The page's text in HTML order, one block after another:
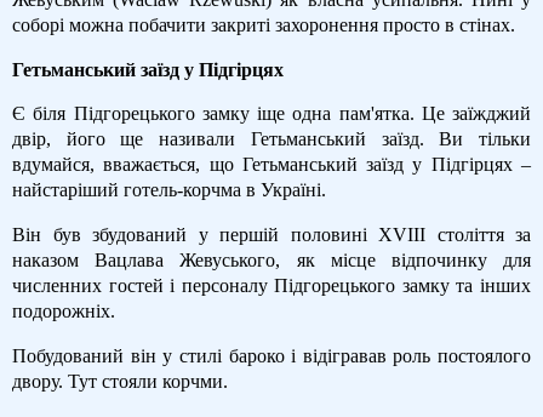
соборі можна побачити закриті захоронення просто в стінах.
Гетьманський заїзд у Підгірцях
Є біля Підгорецького замку іще одна пам'ятка. Це заїжджий
двір, його ще називали Гетьманський заїзд. Ви тільки
вдумайся, вважається, що Гетьманський заїзд у Підгірцях –
найстаріший готель-корчма в Україні.
Він був збудований у першій половині XVIII століття за
наказом Вацлава Жевуського, як місце відпочинку для
численних гостей і персоналу Підгорецького замку та інших
подорожніх.
Побудований він у стилі бароко і відігравав роль постоялого
двору. Тут стояли корчми.